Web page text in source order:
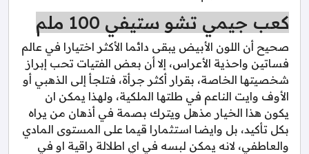
كعب جيمي تشو ستيفي 100 ملم
صحيح أن اللون الأبيض يبقى دائما الأكثر اختيارا في عالم
فساتين واحذية الأعراس، إلا أن بعض الفتيات تحب إبراز
شخصيتها الخاصة، بقرار أكثر جرأة، فتلجأ إلى الذهبي أو
الأوف وايت الناعم في طلتها الملكية، ولهذا يمكن ان
يكون هذا الخيار مذهل ويترك بصمة في أذهان من يراه
بكل تأكيد، بل وايضا استثمارا قيما على المستوى المادي
والعاطفي، لانه يمكن لبسه في اي اطلالة راقية او في